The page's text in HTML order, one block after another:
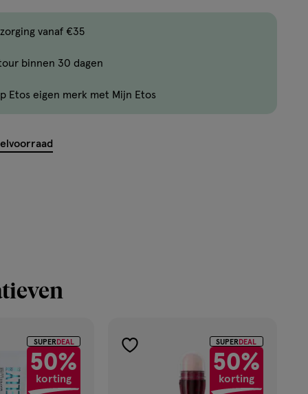
maximaal
vanaf €35
binnen 30 dagen
Etos eigen merk met Mijn Etos
SUPER DEAL
50%
korting
SUPER DEAL
50%
korting
toevoegen
verlanglijst